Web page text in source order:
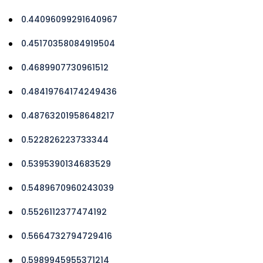
0.44096099291640967
0.45170358084919504
0.4689907730961512
0.48419764174249436
0.48763201958648217
0.522826223733344
0.5395390134683529
0.5489670960243039
0.5526112377474192
0.5664732794729416
0.5989945955371214